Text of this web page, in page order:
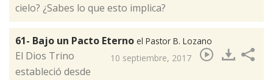
cielo? ¿Sabes lo que esto implica?​
61- Bajo un Pacto Eterno el Pastor B. Lozano
10 septiembre, 2017
​El Dios Trino
estableció desde